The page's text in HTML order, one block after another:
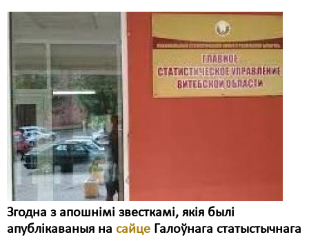
Згодна з апошнімі звесткамі, якія былі
апублікаваныя на сайце Галоўнага статыстычнага
Затрыманьні
Карная псыхіятрыя
КПЧ ААН
Культурныя правы
Мігранты